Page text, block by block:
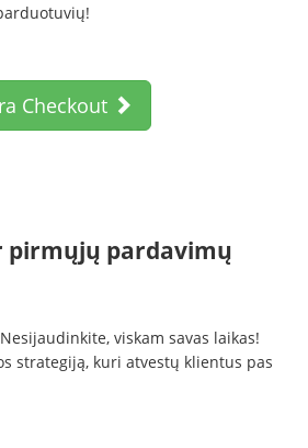
Checkout
pirmųjų pardavimų
viskam savas laikas!
strategiją, kuri atvestų klientus pas